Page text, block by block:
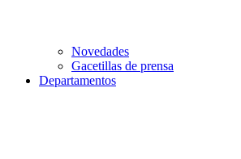
Novedades
Gacetillas de prensa
Departamentos